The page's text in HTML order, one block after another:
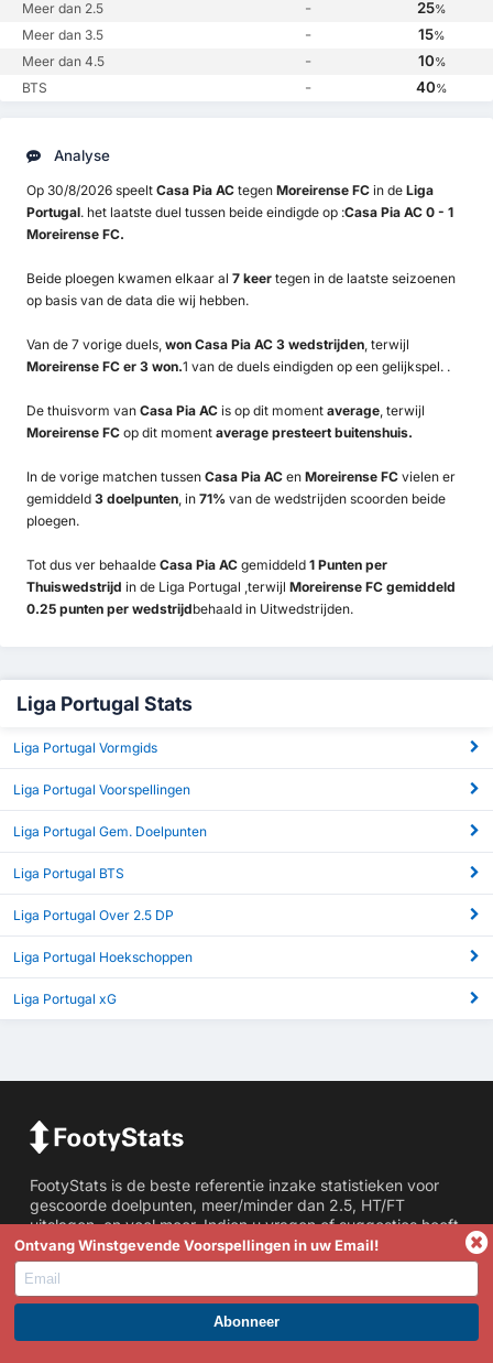
Meer dan 2.5 - 25%
Meer dan 3.5 - 15%
Meer dan 4.5 - 10%
BTS - 40%
Analyse
Op 30/8/2026 speelt Casa Pia AC tegen Moreirense FC in de Liga
Portugal. het laatste duel tussen beide eindigde op :Casa Pia AC 0 - 1
Moreirense FC.
Beide ploegen kwamen elkaar al 7 keer tegen in de laatste seizoenen
op basis van de data die wij hebben.
Van de 7 vorige duels, won Casa Pia AC 3 wedstrijden, terwijl
Moreirense FC er 3 won.1 van de duels eindigden op een gelijkspel. .
De thuisvorm van Casa Pia AC is op dit moment average, terwijl
Moreirense FC op dit moment average presteert buitenshuis.
In de vorige matchen tussen Casa Pia AC en Moreirense FC vielen er
gemiddeld 3 doelpunten, in 71% van de wedstrijden scoorden beide
ploegen.
Tot dus ver behaalde Casa Pia AC gemiddeld 1 Punten per
Thuiswedstrijd in de Liga Portugal ,terwijl Moreirense FC gemiddeld
0.25 punten per wedstrijdbehaald in Uitwedstrijden.
Liga Portugal Stats
Liga Portugal Vormgids
Liga Portugal Voorspellingen
Liga Portugal Gem. Doelpunten
Liga Portugal BTS
Liga Portugal Over 2.5 DP
Liga Portugal Hoekschoppen
Liga Portugal xG
FootyStats is de beste referentie inzake statistieken voor
gescoorde doelpunten, meer/minder dan 2.5, HT/FT
uitslagen, en veel meer. Indien u vragen of suggesties heeft,
gelieve met ons contact op te nemen.
Statistieken
WORD PREMIUM EN PROFITEER NU!
Ontvang Winstgevende Voorspellingen in uw Email!